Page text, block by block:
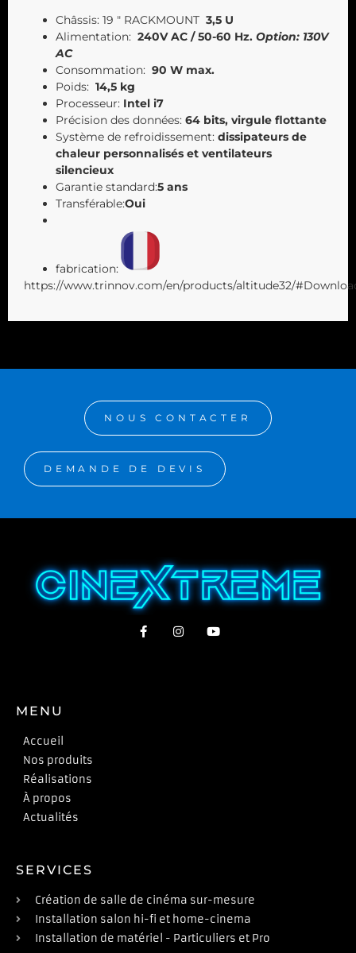
Châssis: 19 ″ RACKMOUNT 3,5 U
Alimentation: 240V AC / 50-60 Hz. Option: 130V
AC
Consommation: 90 W max.
Poids: 14,5 kg
Processeur: Intel i7
Précision des données: 64 bits, virgule flottante
Système de refroidissement: dissipateurs de
chaleur personnalisés et ventilateurs
silencieux
Garantie standard:5 ans
Transférable:Oui
fabrication:
https://www.trinnov.com/en/products/altitude32/
NOUS CONTACTER
DEMANDE DE DEVIS
MENU
Accueil
Nos produits
Réalisations
À propos
Actualités
SERVICES
Création de salle de cinéma sur-mesure
Installation salon hi-fi et home-cinema
Installation de matériel - Particuliers et Pro